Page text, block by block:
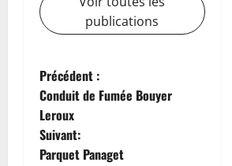
publications
N
a
v
Précédent :
Conduit de Fumée Bouyer
Leroux
Suivant:
Parquet Panaget